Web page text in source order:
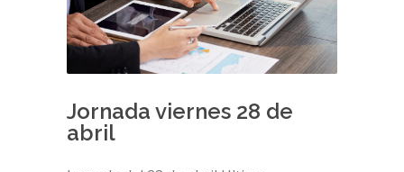
Jornada viernes 28 de
abril